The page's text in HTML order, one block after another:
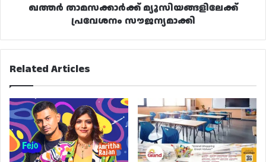
ഖത്തർ താമസക്കാർക്ക് മ്യൂസിയങ്ങളിലേക്ക്
പ്രവേശനം സൗജന്യമാക്കി
Related Articles